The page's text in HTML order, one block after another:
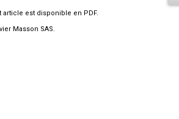
est disponible en PDF.
Masson SAS.